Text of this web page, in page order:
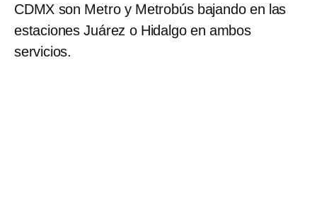
CDMX son Metro y Metrobús bajando en las
estaciones Juárez o Hidalgo en ambos
servicios.